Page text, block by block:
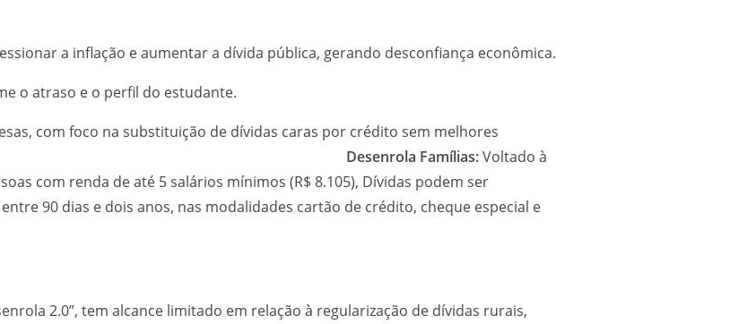
a inflação e aumentar a dívida pública, gerando desconfiança econômica.
conforme o atraso e o perfil do estudante.
com foco na substituição de dívidas caras por crédito sem melhores
Desenrola Famílias:Voltado à
com renda de até 5 salários mínimos (R$ 8.105), Dívidas podem ser
90 dias e dois anos, nas modalidades cartão de crédito, cheque especial e
2.0”, tem alcance limitado em relação à regularização de dívidas rurais,